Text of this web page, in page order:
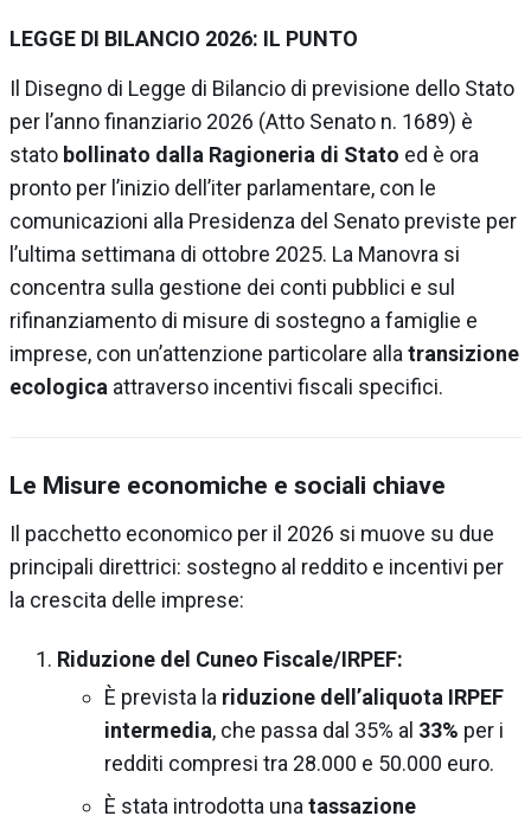
LEGGE DI BILANCIO 2026: IL PUNTO
Il Disegno di Legge di Bilancio di previsione dello Stato
per l’anno finanziario 2026 (Atto Senato n. 1689) è
stato bollinato dalla Ragioneria di Stato ed è ora
pronto per l’inizio dell’iter parlamentare, con le
comunicazioni alla Presidenza del Senato previste per
l’ultima settimana di ottobre 2025. La Manovra si
concentra sulla gestione dei conti pubblici e sul
rifinanziamento di misure di sostegno a famiglie e
imprese, con un’attenzione particolare alla transizione
ecologica attraverso incentivi fiscali specifici.
Le Misure economiche e sociali chiave
Il pacchetto economico per il 2026 si muove su due
principali direttrici: sostegno al reddito e incentivi per
la crescita delle imprese:
Riduzione del Cuneo Fiscale/IRPEF:
È prevista la riduzione dell’aliquota IRPEF
intermedia, che passa dal 35% al 33% per i
redditi compresi tra 28.000 e 50.000 euro.
È stata introdotta una tassazione